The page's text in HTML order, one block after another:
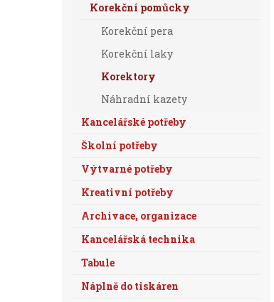
Korekční pomůcky
Korekční pera
Korekční laky
Korektory
Náhradní kazety
Kancelářské potřeby
Školní potřeby
Výtvarné potřeby
Kreativní potřeby
Archivace, organizace
Kancelářská technika
Tabule
Náplně do tiskáren